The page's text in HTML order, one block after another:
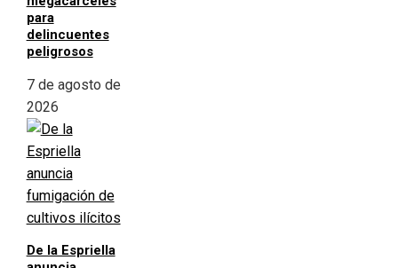
para
delincuentes
peligrosos
7 de agosto de
2026
De la Espriella